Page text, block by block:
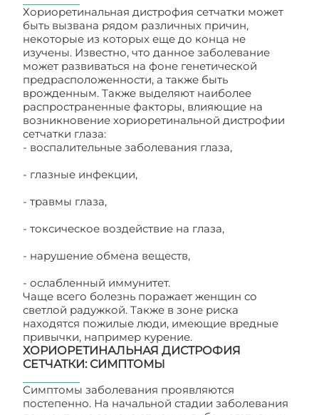
Хориоретинальная дистрофия сетчатки может
быть вызвана рядом различных причин,
некоторые из которых еще до конца не
изучены. Известно, что данное заболевание
может развиваться на фоне генетической
предрасположенности, а также быть
врожденным. Также выделяют наиболее
распространенные факторы, влияющие на
возникновение хориоретинальной дистрофии
сетчатки глаза:
- воспалительные заболевания глаза,
- глазные инфекции,
- травмы глаза,
- токсическое воздействие на глаза,
- нарушение обмена веществ,
- ослабленный иммунитет.
Чаще всего болезнь поражает женщин со
светлой радужкой. Также в зоне риска
находятся пожилые люди, имеющие вредные
привычки, например курение.
ХОРИОРЕТИНАЛЬНАЯ ДИСТРОФИЯ
СЕТЧАТКИ: СИМПТОМЫ
Симптомы заболевания проявляются
постепенно. На начальной стадии заболевания